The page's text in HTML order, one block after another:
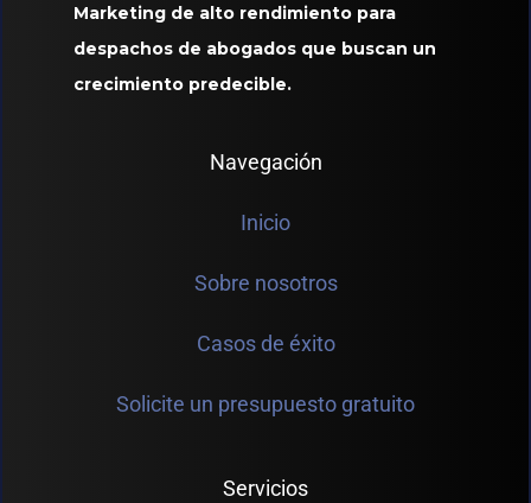
Marketing de alto rendimiento para
despachos de abogados que buscan un
crecimiento predecible.
Navegación
Inicio
Sobre nosotros
Casos de éxito
Solicite un presupuesto gratuito
Servicios